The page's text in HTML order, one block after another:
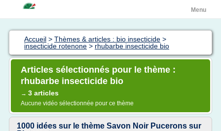
Menu
Accueil > Thèmes & articles : bio insecticide >
insecticide rotenone > rhubarbe insecticide bio
Articles sélectionnés pour le thème :
rhubarbe insecticide bio
→ 3 articles
Aucune vidéo sélectionnée pour ce thème
1000 idées sur le thème Savon Noir Pucerons sur